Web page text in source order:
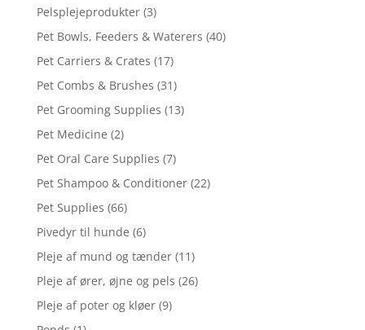
Pelsplejeprodukter (3)
Pet Bowls, Feeders & Waterers (40)
Pet Carriers & Crates (17)
Pet Combs & Brushes (31)
Pet Grooming Supplies (13)
Pet Medicine (2)
Pet Oral Care Supplies (7)
Pet Shampoo & Conditioner (22)
Pet Supplies (66)
Pivedyr til hunde (6)
Pleje af mund og tænder (11)
Pleje af ører, øjne og pels (26)
Pleje af poter og kløer (9)